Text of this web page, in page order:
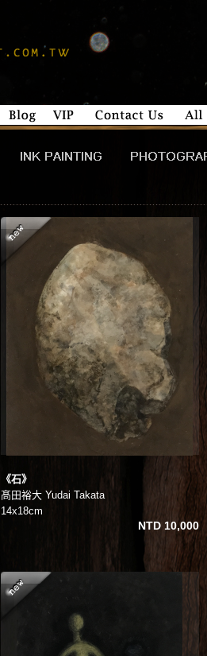
《石》
髙田裕大 Yudai Takata
14x18cm
NTD 10,000